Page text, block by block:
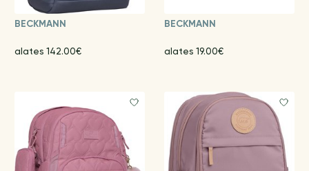
BECKMANN
alates 142.00€
BECKMANN
alates 19.00€